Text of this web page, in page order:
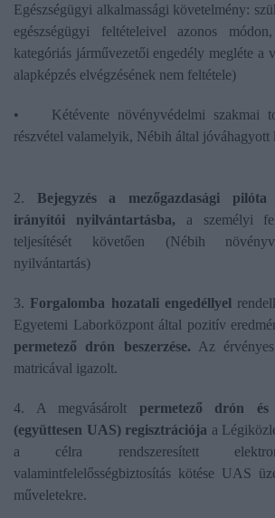
Egészségügyi alkalmassági követelmény:
egészségügyi feltételeivel azonos
kategóriás járművezetői engedély megléte a
alapképzés elvégzésének nem feltétele)
• Kétévente növényvédelmi szakmai
részvétel valamelyik, Nébih által jóváhagyott
2. Bejegyzés a mezőgazdasági
irányítói nyilvántartásba, a személyi
teljesítését követően (Nébih
nyilvántartás)
3. Forgalomba hozatali engedéllyel
Egyetemi Laborközpont által pozitív
permetező drón beszerzése. Az
matricával igazolt.
4. A megvásárolt permetező drón
(együttesen UAS) regisztrációja a
a célra rendszeresített
valamintfelelősségbiztosítás kötése UAS
műveletekre.